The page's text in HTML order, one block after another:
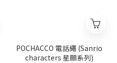
POCHACCO 電話繩 (Sanrio
characters 星願系列)